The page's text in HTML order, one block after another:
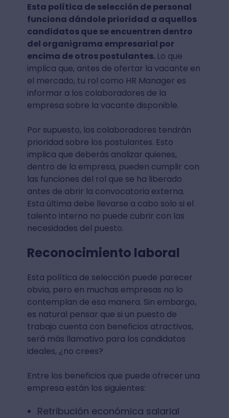
Esta política de selección de personal
funciona dándole prioridad a aquellos
candidatos que se encuentren dentro
del organigrama empresarial por
encima de otros postulantes. Lo que
implica que, antes de ofertar la vacante en
el mercado, tu rol como HR Manager es
informar a los colaboradores de la
empresa sobre la vacante disponible.
Por supuesto, los colaboradores tendrán
prioridad sobre los postulantes. Esto
implica que deberás analizar quienes,
dentro de la empresa, pueden cumplir con
las funciones del rol que se ha liberado
antes de abrir la convocatoria externa.
Esta última debe llevarse a cabo solo si el
talento interno no puede cubrir con las
necesidades del puesto.
Reconocimiento laboral
Esta política de selección puede parecer
obvia, pero en muchas empresas no lo
contemplan de esa manera. Sin embargo,
es natural pensar que si un puesto de
trabajo cuenta con beneficios atractivos,
será más llamativo para los candidatos
ideales, ¿no crees?
Entre los beneficios que puede ofrecer una
empresa están los siguientes:
Retribución económica salarial